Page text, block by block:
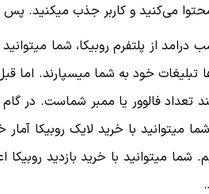
محتوا می‌کنید و کاربر جذب میکنید.
درامد از پلتفرم روبیکا، شما
تبلیغات خود به شما میسپارند. اما
تعداد فالوور یا ممبر شماست. در
شما میتوانید با خرید لایک روبیکا
شما میتوانید با خرید بازدید روبیکا